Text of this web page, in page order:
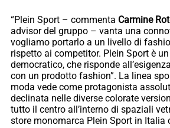
“Plein Sport – commenta Carmine
advisor del gruppo – vanta una
vogliamo portarlo a un livello di
rispetto ai competitor. Plein Sport è
democratico, che risponde
con un prodotto fashion”. La linea
moda vede come protagonista
declinata nelle diverse colorate
tutto il centro all’interno di spaziali
store monomarca Plein Sport in Italia